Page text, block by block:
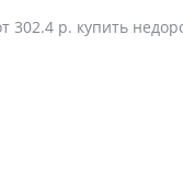
302.4 р. купить